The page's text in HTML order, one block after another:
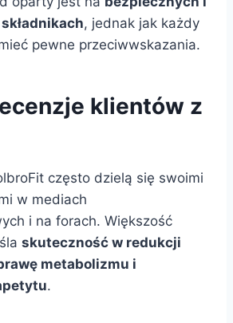
, jednak jak każdy
pewne przeciwwskazania.
klientów z
często dzielą się swoimi
w mediach
i na forach. Większość
skuteczność w redukcji
metabolizmu i
.